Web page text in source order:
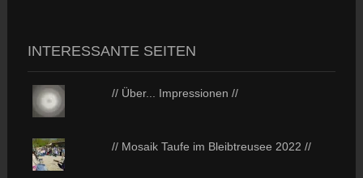
INTERESSANTE SEITEN
// Über... Impressionen //
// Mosaik Taufe im Bleibtreusee 2022 //